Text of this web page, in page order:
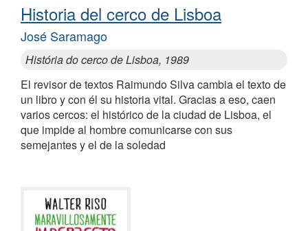
Historia del cerco de Lisboa
José Saramago
História do cerco de Lisboa, 1989
El revisor de textos Raimundo Silva cambia el texto de
un libro y con él su historia vital. Gracias a eso, caen
varios cercos: el histórico de la ciudad de Lisboa, el
que impide al hombre comunicarse con sus
semejantes y el de la soledad